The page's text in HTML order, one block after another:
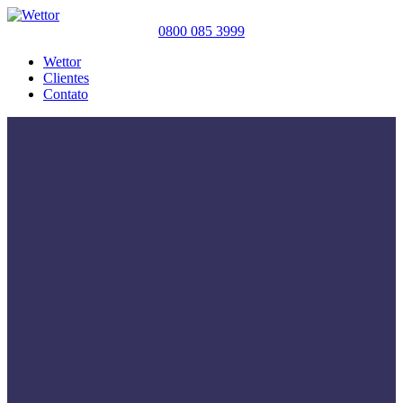
0800 085 3999
Wettor
Clientes
Contato